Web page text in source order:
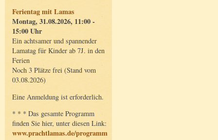
Ferientag mit Lamas
Montag, 31.08.2026, 11:00 -
15:00 Uhr
Ein achtsamer und spannender
Lamatag für Kinder ab 7J. in den
Ferien
Noch 3 Plätze frei (Stand vom
03.08.2026)
Eine Anmeldung ist erforderlich.
* * * Das gesamte Programm
finden Sie hier, unter diesen Link:
www.prachtlamas.de/programm